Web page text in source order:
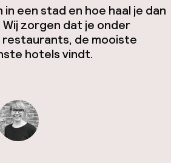
een stad en hoe haal je dan
zorgen dat je onder
de mooiste
hotels vindt.